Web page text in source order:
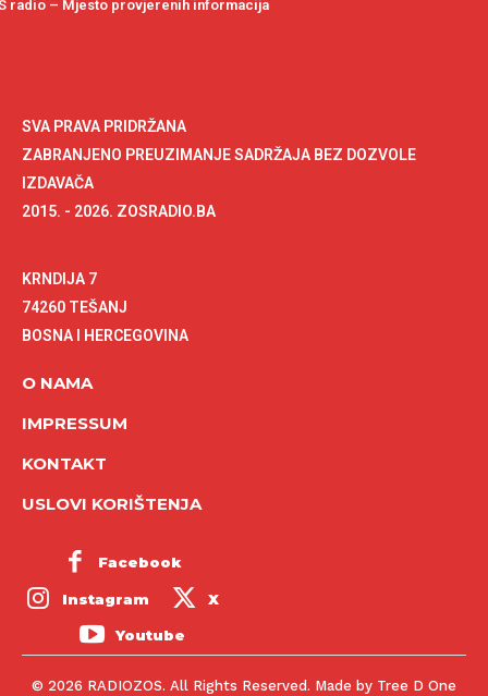
radio – Mjesto provjerenih informacija
SVA PRAVA PRIDRŽANA
ZABRANJENO PREUZIMANJE SADRŽAJA BEZ DOZVOLE
IZDAVAČA
2015. - 2026. ZOSRADIO.BA
KRNDIJA 7
74260 TEŠANJ
BOSNA I HERCEGOVINA
O NAMA
IMPRESSUM
KONTAKT
USLOVI KORIŠTENJA
Facebook
Instagram X
Youtube
© 2026 RADIOZOS. All Rights Reserved. Made by Tree D One